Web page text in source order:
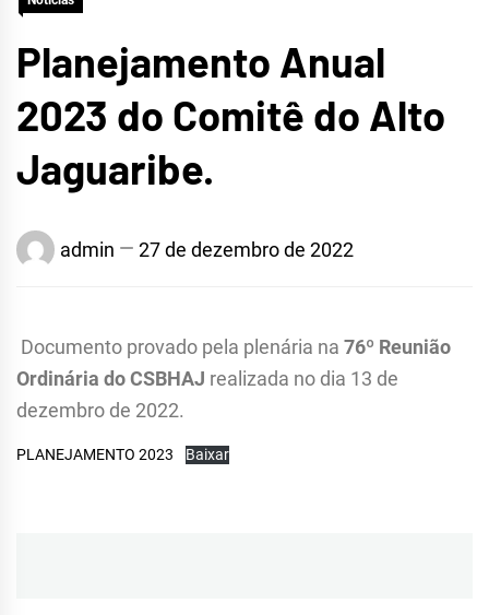
Planejamento Anual
2023 do Comitê do Alto
Jaguaribe.
admin 27 de dezembro de 2022
Documento provado pela plenária na 76º Reunião
Ordinária do CSBHAJ realizada no dia 13 de
dezembro de 2022.
PLANEJAMENTO 2023 Baixar